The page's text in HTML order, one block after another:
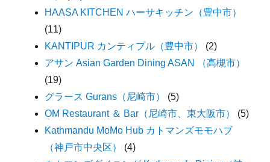
HAASA KITCHEN ハーサキッチン（豊中市）
(11)
KANTIPUR カンティプル（豊中市）
(2)
アサン Asian Garden Dining ASAN （高槻市）
(19)
グラース Gurans（尼崎市）
(5)
OM Restaurant ＆ Bar（尼崎市、東大阪市）
(5)
Kathmandu MoMo Hub カトマンズモモハブ
（神戸市中央区）
(4)